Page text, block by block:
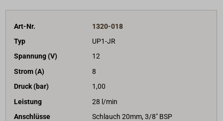
Art-Nr.
1320-018
Typ
UP1-JR
Spannung (V)
12
Strom (A)
8
Druck (bar)
1,00
Leistung
28 l/min
Anschlüsse
Schlauch 20mm, 3/8" BSP